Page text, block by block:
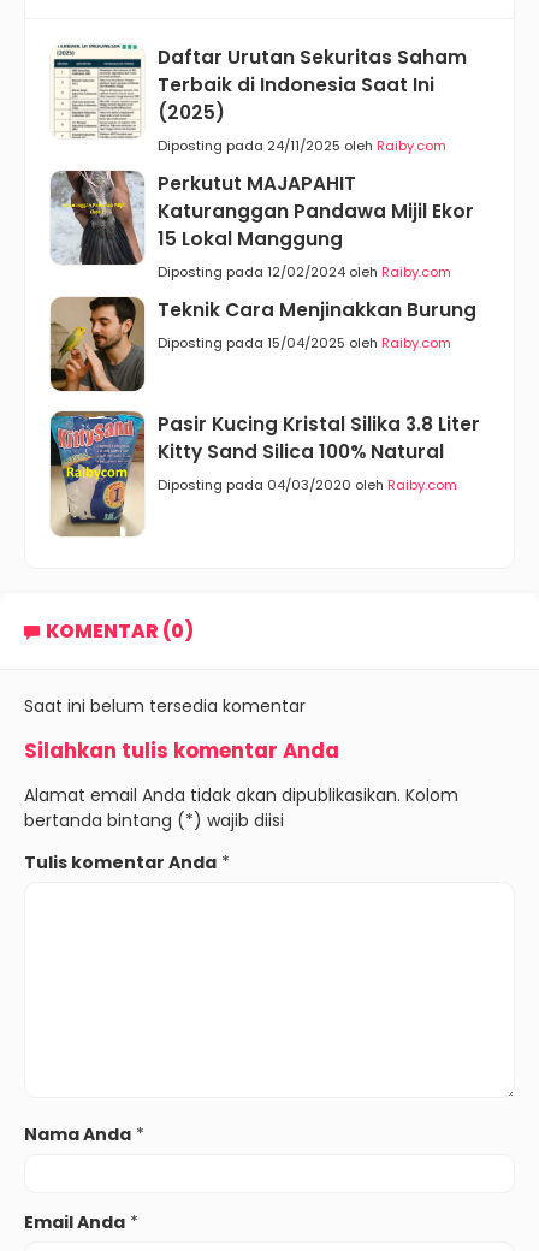
Daftar Urutan Sekuritas Saham
Terbaik di Indonesia Saat Ini
(2025)
Diposting pada 24/11/2025 oleh Raiby.com
Perkutut MAJAPAHIT
Katuranggan Pandawa Mijil Ekor
15 Lokal Manggung
Diposting pada 12/02/2024 oleh Raiby.com
Teknik Cara Menjinakkan Burung
Diposting pada 15/04/2025 oleh Raiby.com
Pasir Kucing Kristal Silika 3.8 Liter
Kitty Sand Silica 100% Natural
Diposting pada 04/03/2020 oleh Raiby.com
KOMENTAR (0)
Saat ini belum tersedia komentar
Silahkan tulis komentar Anda
Alamat email Anda tidak akan dipublikasikan. Kolom
bertanda bintang (*) wajib diisi
Tulis komentar Anda *
Nama Anda *
Email Anda *